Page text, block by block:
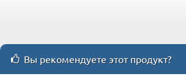
Вы рекомендуете этот продукт?